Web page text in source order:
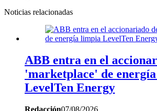
Noticias relacionadas
ABB entra en el
'marketplace' de
LevelTen Energy
Redacción07/08/2026